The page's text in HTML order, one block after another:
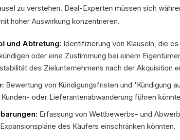
zu verstehen. Deal-Experten müssen sich
hoher Auswirkung konzentrieren.
und Abtretung: Identifizierung von Klauseln, die
oder eine Zustimmung bei einem
des Zielunternehmens nach der Akquisition
Bewertung von Kündigungsfristen und 'Kündigung
oder Lieferantenabwanderung führen
Erfassung von Wettbewerbs- und
des Käufers einschränken könnten.